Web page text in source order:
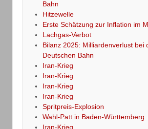
Bahn
Hitzewelle
Erste Schätzung zur Inflation im
Lachgas-Verbot
Bilanz 2025: Milliardenverlust bei
Deutschen Bahn
Iran-Krieg
Iran-Krieg
Iran-Krieg
Iran-Krieg
Spritpreis-Explosion
Wahl-Patt in Baden-Württemberg
Iran-Krieg